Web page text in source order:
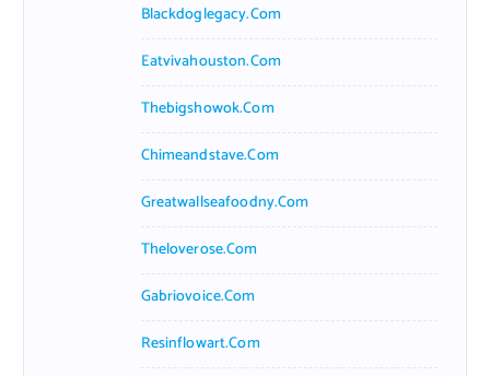
Blackdoglegacy.com
Eatvivahouston.com
Thebigshowok.com
Chimeandstave.com
Greatwallseafoodny.com
Theloverose.com
Gabriovoice.com
Resinflowart.com